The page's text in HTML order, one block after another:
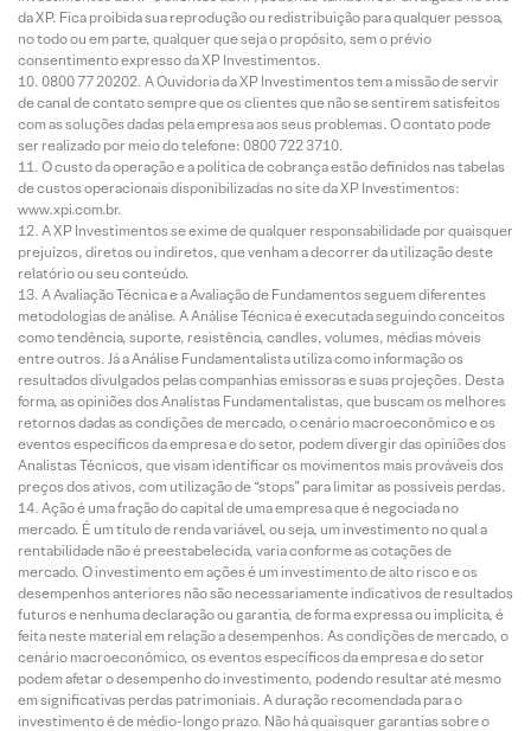
da XP. Fica proibida sua reprodução ou redistribuição para qualquer pessoa,
no todo ou em parte, qualquer que seja o propósito, sem o prévio
consentimento expresso da XP Investimentos.
0800 77 20202. A Ouvidoria da XP Investimentos tem a missão de servir
de canal de contato sempre que os clientes que não se sentirem satisfeitos
com as soluções dadas pela empresa aos seus problemas. O contato pode
ser realizado por meio do telefone: 0800 722 3710.
O custo da operação e a política de cobrança estão definidos nas tabelas
de custos operacionais disponibilizadas no site da XP Investimentos:
www.xpi.com.br.
A XP Investimentos se exime de qualquer responsabilidade por quaisquer
prejuízos, diretos ou indiretos, que venham a decorrer da utilização deste
relatório ou seu conteúdo.
A Avaliação Técnica e a Avaliação de Fundamentos seguem diferentes
metodologias de análise. A Análise Técnica é executada seguindo conceitos
como tendência, suporte, resistência, candles, volumes, médias móveis
entre outros. Já a Análise Fundamentalista utiliza como informação os
resultados divulgados pelas companhias emissoras e suas projeções. Desta
forma, as opiniões dos Analistas Fundamentalistas, que buscam os melhores
retornos dadas as condições de mercado, o cenário macroeconômico e os
eventos específicos da empresa e do setor, podem divergir das opiniões dos
Analistas Técnicos, que visam identificar os movimentos mais prováveis dos
preços dos ativos, com utilização de “stops” para limitar as possíveis perdas.
Ação é uma fração do capital de uma empresa que é negociada no
mercado. É um título de renda variável, ou seja, um investimento no qual a
rentabilidade não é preestabelecida, varia conforme as cotações de
mercado. O investimento em ações é um investimento de alto risco e os
desempenhos anteriores não são necessariamente indicativos de resultados
futuros e nenhuma declaração ou garantia, de forma expressa ou implícita, é
feita neste material em relação a desempenhos. As condições de mercado, o
cenário macroeconômico, os eventos específicos da empresa e do setor
podem afetar o desempenho do investimento, podendo resultar até mesmo
em significativas perdas patrimoniais. A duração recomendada para o
investimento é de médio-longo prazo. Não há quaisquer garantias sobre o